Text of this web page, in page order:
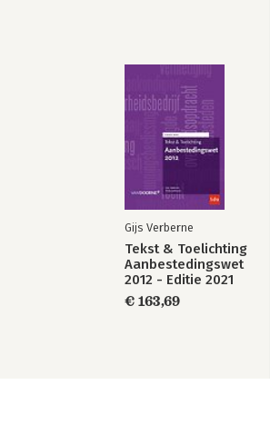
Gijs Verberne
Tekst & Toelichting
Aanbestedingswet
2012 - Editie 2021
€ 163,69